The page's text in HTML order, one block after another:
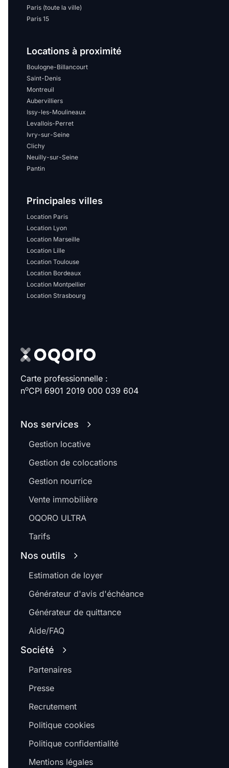
Paris (toute la ville)
Paris 15
Locations à proximité
Boulogne-Billancourt
Saint-Denis
Montreuil
Aubervilliers
Issy-les-Moulineaux
Levallois-Perret
Ivry-sur-Seine
Clichy
Neuilly-sur-Seine
Pantin
Principales villes
Location Paris
Location Lyon
Location Marseille
Location Lille
Location Toulouse
Location Bordeaux
Location Montpellier
Location Strasbourg
Carte professionnelle :
noCPI 6901 2019 000 039 604
Nos services
Gestion locative
Gestion de colocations
Gestion nourrice
Vente immobilière
OQORO ULTRA
Tarifs
Nos outils
Estimation de loyer
Générateur d'avis d'échéance
Générateur de quittance
Aide/FAQ
Société
Partenaires
Presse
Recrutement
Politique cookies
Politique confidentialité
Mentions légales